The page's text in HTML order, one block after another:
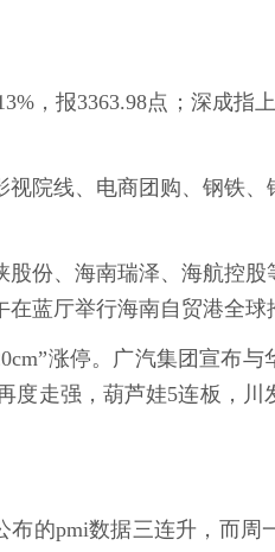
，报3363.98点；深成指
院线、电商团购、钢铁
份、海南瑞泽、海航控
蓝厅举行海南自贸港全球
涨停。广汽集团宣布
走强，葫芦娃5连板，
的pmi数据三连升，而周